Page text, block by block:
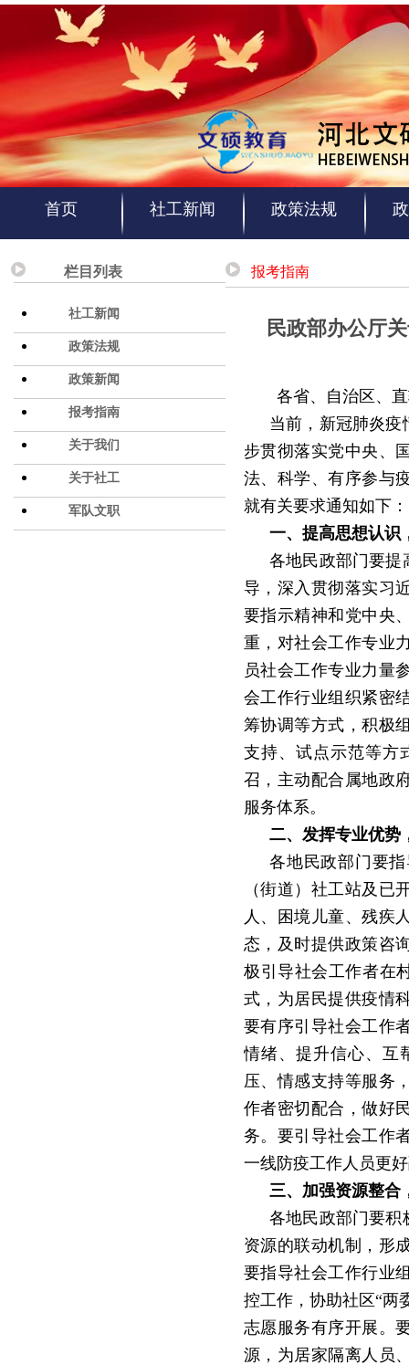
首页 社工新闻 政策法规
栏目列表
社工新闻
政策法规
政策新闻
报考指南
关于我们
关于社工
军队文职
报考指南
民政部办公厅
各省、自治区、
当前，新冠肺炎
步贯彻落实党中央、
法、科学、有序参与
就有关要求通知如下：
一、提高思想认识
各地民政部门要提
导，深入贯彻落实习
要指示精神和党中央
重，对社会工作专业
员社会工作专业力量
会工作行业组织紧密
筹协调等方式，积极
支持、试点示范等方
召，主动配合属地政
服务体系。
二、发挥专业优势
各地民政部门要
（街道）社工站及已
人、困境儿童、残疾
态，及时提供政策咨
极引导社会工作者在
式，为居民提供疫情
要有序引导社会工作
情绪、提升信心、互
压、情感支持等服务
作者密切配合，做好
务。要引导社会工作
一线防疫工作人员更
三、加强资源整合
各地民政部门要积
资源的联动机制，形
要指导社会工作行业
控工作，协助社区“两
志愿服务有序开展。
源，为居家隔离人员